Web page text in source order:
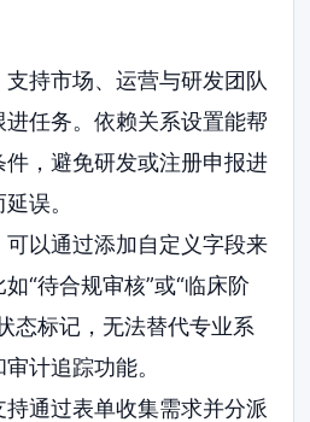
持市场、运营与研发团队
任务。依赖关系设置能帮
，避免研发或注册申报进
误。
可以通过添加自定义字段来
“待合规审核”或“临床阶
态标记，无法替代专业系
计追踪功能。
通过表单收集需求并分派